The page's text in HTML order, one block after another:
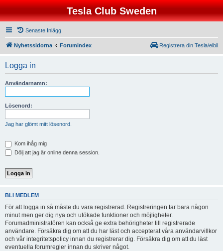
Tesla Club Sweden
Senaste Inlägg
Nyhetssidorna Forumindex Registrera din Tesla/elbil
Logga in
Användarnamn:
Lösenord:
Jag har glömt mitt lösenord.
Kom ihåg mig
Dölj att jag är online denna session.
BLI MEDLEM
För att logga in så måste du vara registrerad. Registreringen tar bara någon
minut men ger dig nya och utökade funktioner och möjligheter.
Forumadministratören kan också ge extra behörigheter till registrerade
användare. Försäkra dig om att du har läst och accepterat våra användarvillkor
och vår integritetspolicy innan du registrerar dig. Försäkra dig om att du läst
eventuella forumregler innan du skriver något.